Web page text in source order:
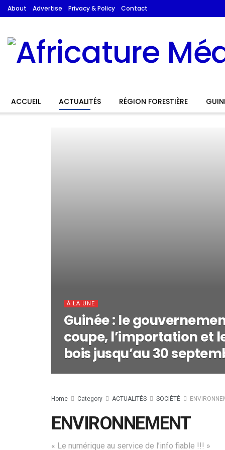
About Advertise Privacy & Policy Contact
ACCUEIL ACTUALITÉS RÉGION FORESTIÈRE
À LA UNE
Guinée : le
coupe, l’importation et
bois jusqu’au 30
Home Category ACTUALITÉS SOCIÉTÉ
ENVIRONNEMENT
« Le numérique au service de l’info fiable !!! »